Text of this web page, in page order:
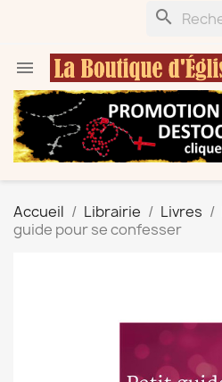
search

Accueil Librairie Livres
guide pour se confesser